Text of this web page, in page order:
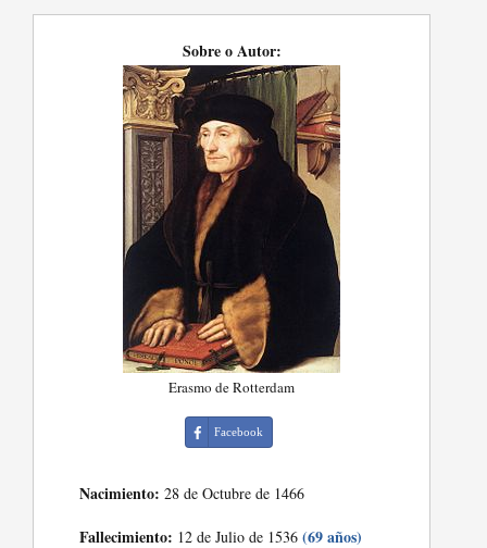
Sobre o Autor:
Erasmo de Rotterdam
Facebook
Nacimiento: 28 de Octubre de 1466
Fallecimiento: 12 de Julio de 1536(69 años)